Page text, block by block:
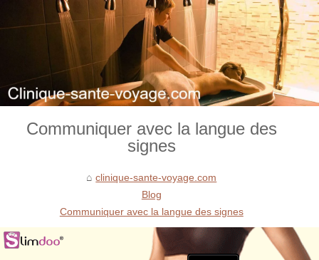
Communiquer avec la langue des
signes
clinique-sante-voyage.com
Blog
Communiquer avec la langue des signes